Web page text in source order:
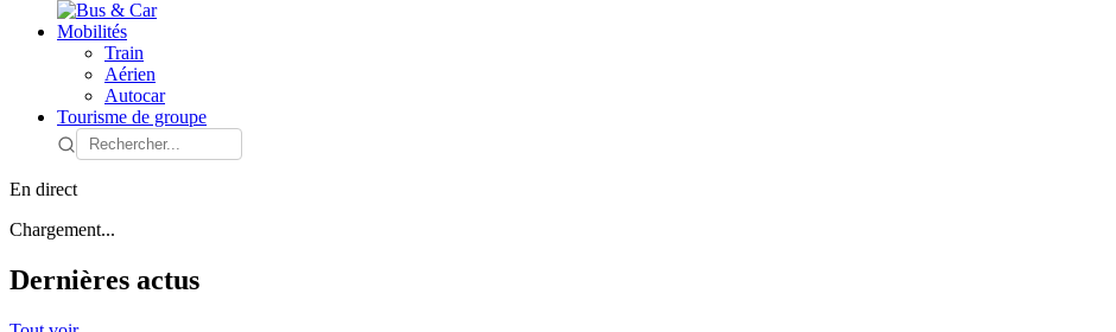
Mobilités
Train
Aérien
Autocar
Tourisme de groupe
En direct
Chargement...
Dernières actus